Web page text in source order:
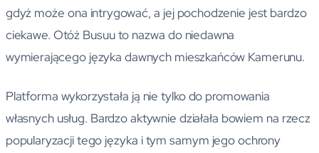
gdyż może ona intrygować, a jej pochodzenie jest bardzo
ciekawe. Otóż Busuu to nazwa do niedawna
wymierającego języka dawnych mieszkańców Kamerunu.
Platforma wykorzystała ją nie tylko do promowania
własnych usług. Bardzo aktywnie działała bowiem na rzecz
popularyzacji tego języka i tym samym jego ochrony